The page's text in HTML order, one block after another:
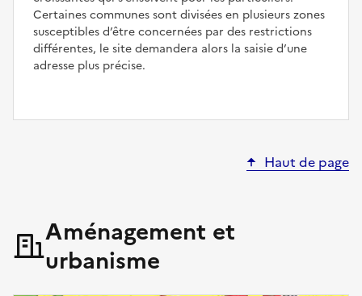
Certaines communes sont divisées en plusieurs zones
susceptibles d’être concernées par des restrictions
différentes, le site demandera alors la saisie d’une
adresse plus précise.
Haut de page
Aménagement et
urbanisme